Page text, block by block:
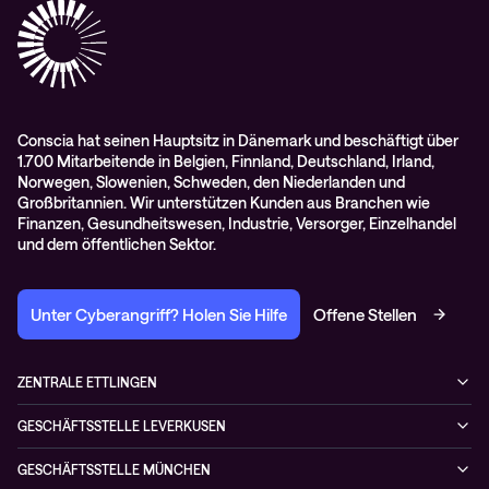
RMA-Antrag
AGB
Conscia hat seinen Hauptsitz in Dänemark und beschäftigt über
1.700 Mitarbeitende in Belgien, Finnland, Deutschland, Irland,
Norwegen, Slowenien, Schweden, den Niederlanden und
Großbritannien. Wir unterstützen Kunden aus Branchen wie
Finanzen, Gesundheitswesen, Industrie, Versorger, Einzelhandel
und dem öffentlichen Sektor.
Unter Cyberangriff? Holen Sie Hilfe Offene Stellen
ZENTRALE ETTLINGEN
Otto-Hahn-Str. 18
76275 Ettlingen
Deutschland
GESCHÄFTSSTELLE LEVERKUSEN
Düsseldorfer Straße 29
51379 Leverkusen
GESCHÄFTSSTELLE MÜNCHEN